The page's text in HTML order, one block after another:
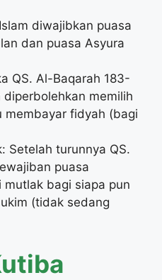
diwajibkan puasa
dan puasa Asyura
QS. Al-Baqarah 183-
diperbolehkan memilih
membayar fidyah (bagi
Setelah turunnya QS.
puasa
mutlak bagi siapa pun
(tidak sedang